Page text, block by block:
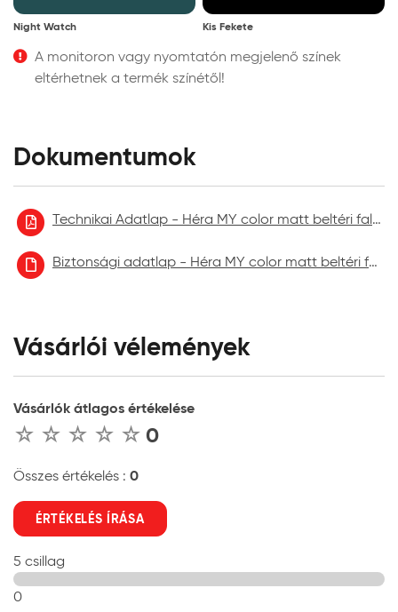
Night Watch Kis Fekete
A monitoron vagy nyomtatón megjelenő színek
eltérhetnek a termék színétől!
Dokumentumok
Technikai Adatlap - Héra MY color matt beltéri falfesték
Biztonsági adatlap - Héra MY color matt beltéri falfesték aktuális
Vásárlói vélemények
Vásárlók átlagos értékelése
0
Összes értékelés : 0
ÉRTÉKELÉS ÍRÁSA
5 csillag
0